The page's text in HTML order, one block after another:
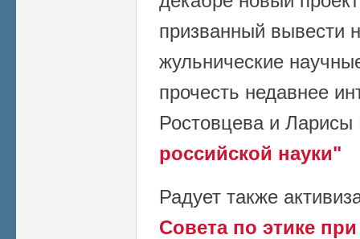
призванный вывести
жульнические
прочесть недавнее
Ростовцева и
российской науки"
Радует также
Совета по этике